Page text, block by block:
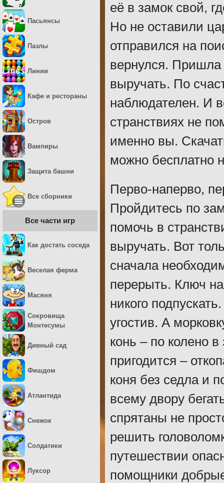
её в замок свой,
Но не оставили
отправился на
вернулся.
выручать. По
наблюдателен. И
странствиях не
именно вы.
можно бесплатно
Перво-наперво,
Пройдитесь по
помочь в
выручать. Вот
сначала
перерыть. Ключ
никого
угостив. А
конь – по колено
пригодится –
коня без седла и
всему двору
спрятаны не
решить
путешествии
помощники
Пасьянсы
Пазлы
Линии
Кафе и рестораны
Остров
Вампиры
Защита башни
Все сборники
Все части игр
Как достать соседа
Веселая ферма
Масяня
Сокровища
Монтесумы
Дивный сад
Фишдом
Атлантида
Снежок
Солдатики
Луксор